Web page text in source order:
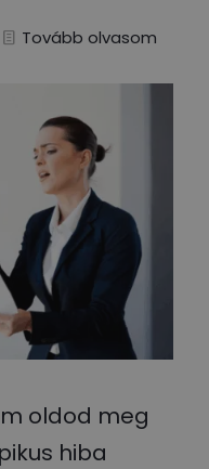
Tovább olvasom
oldod meg
hiba